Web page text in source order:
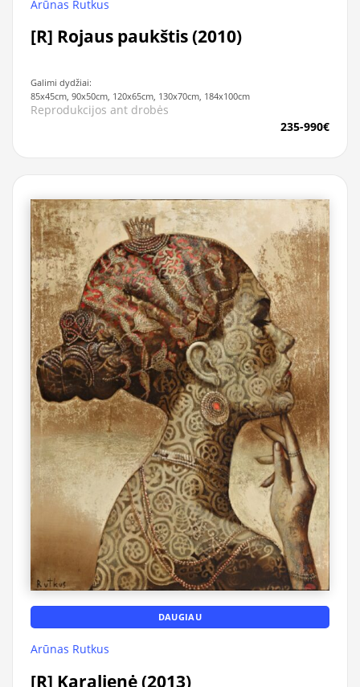
Arūnas Rutkus
[R] Rojaus paukštis (2010)
Galimi dydžiai:
85x45cm, 90x50cm, 120x65cm, 130x70cm, 184x100cm
Reprodukcijos ant drobės
235-990€
DAUGIAU
Arūnas Rutkus
[R] Karalienė (2013)